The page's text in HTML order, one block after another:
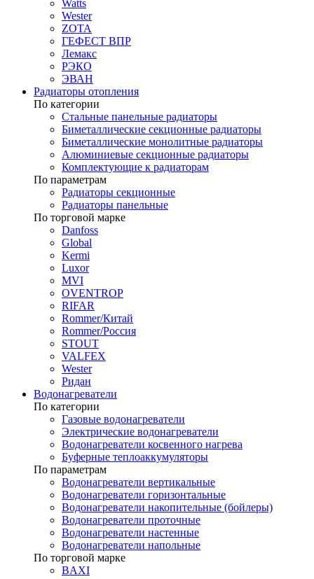
Watts
Wester
ZOTA
ГЕФЕСТ ВПР
Лемакс
РЭКО
ЭВАН
Радиаторы отопления
По категории
Стальные панельные радиаторы
Биметаллические секционные радиаторы
Биметаллические монолитные радиаторы
Алюминиевые секционные радиаторы
Комплектующие к радиаторам
По параметрам
Радиаторы секционные
Радиаторы панельные
По торговой марке
Danfoss
Global
Kermi
Luxor
MVI
OVENTROP
RIFAR​
Rommer/Китай
Rommer/Россия
STOUT
VALFEX
Wester
Ридан
Водонагреватели
По категории
Газовые водонагреватели
Электрические водонагреватели
Водонагреватели косвенного нагрева
Буферные теплоаккумуляторы
По параметрам
Водонагреватели вертикальные
Водонагреватели горизонтальные
Водонагреватели накопительные (бойлеры)
Водонагреватели проточные
Водонагреватели настенные
Водонагреватели напольные
По торговой марке
BAXI